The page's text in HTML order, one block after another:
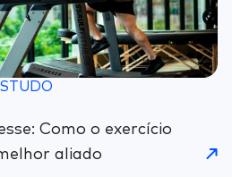
Como o exercício
aliado